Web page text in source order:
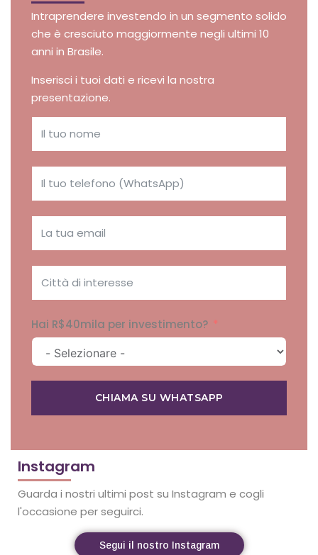
Intraprendere investendo in un segmento solido
che è cresciuto maggiormente negli ultimi 10
anni in Brasile.
Inserisci i tuoi dati e ricevi la nostra
presentazione.
Hai R$40mila per investimento?
CHIAMA SU WHATSAPP
Instagram
Guarda i nostri ultimi post su Instagram e cogli
l'occasione per seguirci.
Segui il nostro Instagram